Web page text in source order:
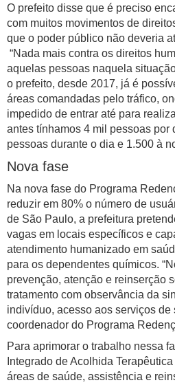
O prefeito disse que é preciso
com muitos movimentos de
que o poder público não deveria
“Nada mais contra os direitos
aquelas pessoas naquela
o prefeito, desde 2017, já é
áreas comandadas pelo tráfico,
impedido de entrar até para
antes tínhamos 4 mil pessoas por
pessoas durante o dia e 1.500 à
Nova fase
Na nova fase do Programa
reduzir em 80% o número de
de São Paulo, a prefeitura
vagas em locais específicos e
atendimento humanizado em
para os dependentes químicos.
prevenção, atenção e reinserção
tratamento com observância da
indivíduo, acesso aos serviços de
coordenador do Programa
Para aprimorar o trabalho nessa
Integrado de Acolhida
áreas de saúde, assistência e